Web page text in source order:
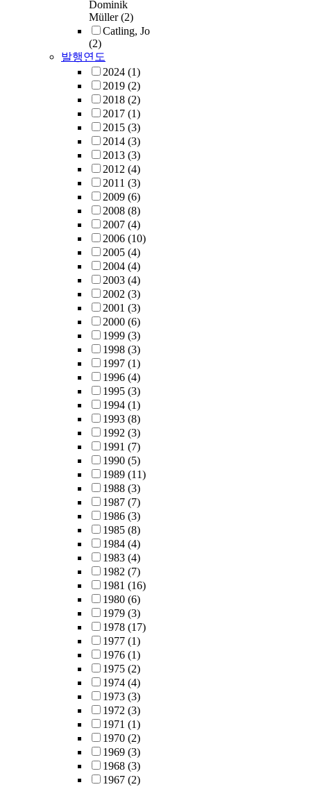
Dominik
Müller(2)
Catling, Jo
(2)
발행연도
2024 (1)
2019 (2)
2018 (2)
2017 (1)
2015 (3)
2014 (3)
2013 (3)
2012 (4)
2011 (3)
2009 (6)
2008 (8)
2007 (4)
2006 (10)
2005 (4)
2004 (4)
2003 (4)
2002 (3)
2001 (3)
2000 (6)
1999 (3)
1998 (3)
1997 (1)
1996 (4)
1995 (3)
1994 (1)
1993 (8)
1992 (3)
1991 (7)
1990 (5)
1989 (11)
1988 (3)
1987 (7)
1986 (3)
1985 (8)
1984 (4)
1983 (4)
1982 (7)
1981 (16)
1980 (6)
1979 (3)
1978 (17)
1977 (1)
1976 (1)
1975 (2)
1974 (4)
1973 (3)
1972 (3)
1971 (1)
1970 (2)
1969 (3)
1968 (3)
1967 (2)